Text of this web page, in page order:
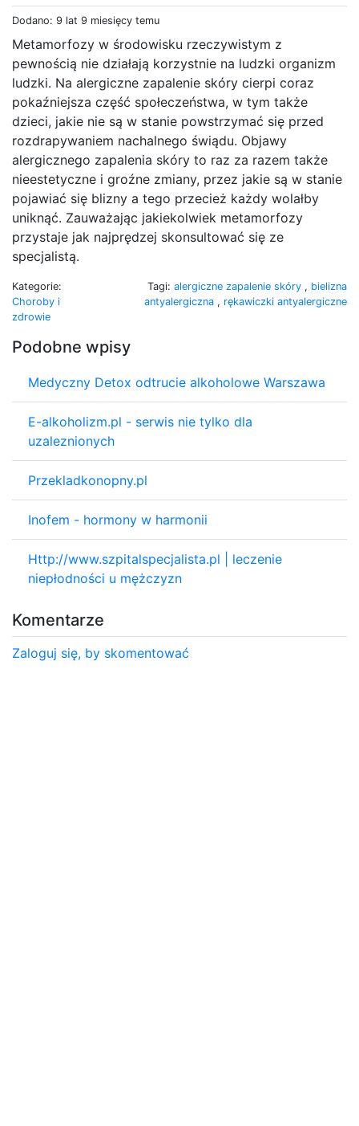
Dodano: 9 lat 9 miesięcy temu
Metamorfozy w środowisku rzeczywistym z
pewnością nie działają korzystnie na ludzki organizm
ludzki. Na alergiczne zapalenie skóry cierpi coraz
pokaźniejsza część społeczeństwa, w tym także
dzieci, jakie nie są w stanie powstrzymać się przed
rozdrapywaniem nachalnego świądu. Objawy
alergicznego zapalenia skóry to raz za razem także
nieestetyczne i groźne zmiany, przez jakie są w stanie
pojawiać się blizny a tego przecież każdy wolałby
uniknąć. Zauważając jakiekolwiek metamorfozy
przystaje jak najprędzej skonsultować się ze
specjalistą.
Kategorie:
Choroby i
zdrowie
Tagi: alergiczne zapalenie skóry , bielizna
antyalergiczna , rękawiczki antyalergiczne
Podobne wpisy
Medyczny Detox odtrucie alkoholowe Warszawa
E-alkoholizm.pl - serwis nie tylko dla
uzaleznionych
Przekladkonopny.pl
Inofem - hormony w harmonii
Http://www.szpitalspecjalista.pl | leczenie
niepłodności u mężczyzn
Komentarze
Zaloguj się, by skomentować